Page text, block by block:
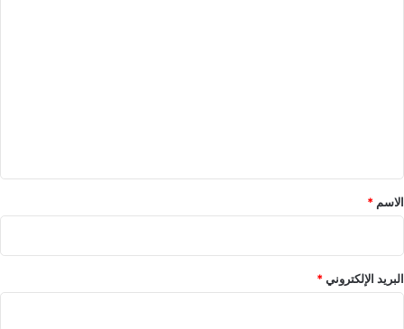
*
الاسم *
البريد الإلكتروني*